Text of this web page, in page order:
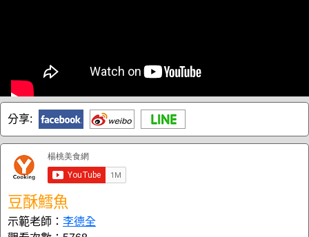
分享:
豆酥鱈魚
示範老師： 李德全